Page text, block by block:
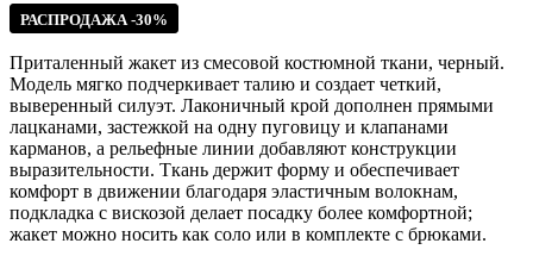
РАСПРОДАЖА -30%
Приталенный жакет из смесовой костюмной ткани, черный.
Модель мягко подчеркивает талию и создает четкий,
выверенный силуэт. Лаконичный крой дополнен прямыми
лацканами, застежкой на одну пуговицу и клапанами
карманов, а рельефные линии добавляют конструкции
выразительности. Ткань держит форму и обеспечивает
комфорт в движении благодаря эластичным волокнам,
подкладка с вискозой делает посадку более комфортной;
жакет можно носить как соло или в комплекте с брюками.